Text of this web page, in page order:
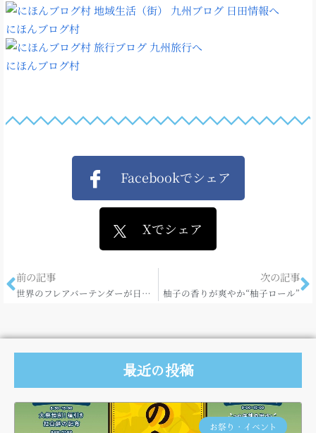
にほんブログ村
にほんブログ村
Facebookでシェア
Xでシェア
前の記事
世界のフレアバーテンダーが日田へ集結!!
次の記事
柚子の香りが爽やか“柚子ロール”
最近の投稿
お祭り・イベント